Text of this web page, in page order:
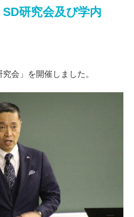
研究会及び学内
会」を開催しました。